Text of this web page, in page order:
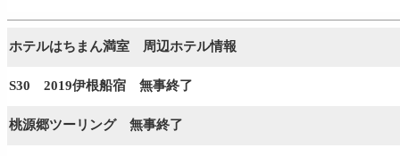
ホテルはちまん満室 周辺ホテル情報
S30 2019伊根船宿 無事終了
桃源郷ツーリング 無事終了